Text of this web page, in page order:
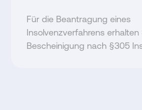
Für die Beantragung eines
Insolvenzverfahrens erhalten
Bescheinigung nach §305